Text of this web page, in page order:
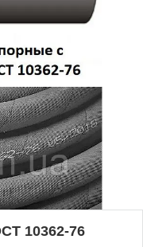
10362-76